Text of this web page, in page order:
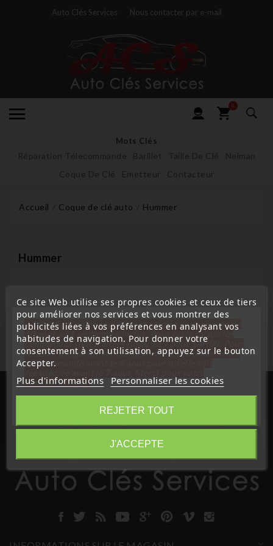
Auto Clés Services Nous contacter par e-mail
0
Mots Clés
Réparation Télecommande Barillet Taille De Clé
Neiman
Coque De Clé
Emetteur Contacteur
Accueil Coque de clé auto Hummer
Hummer
Cherchez à nouveau ce que vous cherchez
Ce site Web utilise ses propres cookies et ceux de tiers
pour améliorer nos services et vous montrer des
publicités liées à vos préférences en analysant vos
habitudes de navigation. Pour donner votre
consentement à son utilisation, appuyez sur le bouton
Accepter.
Plus d'informations Personnaliser les cookies
REJETER TOUT
J'ACCEPTE
« Attention, notre société sera fermée pour congés du
10 aout au 1 septembre inclus. Pour cette raison les
commandes sont traitées jusqu'au 7 aout 14H00. Pour
le service réparation nous devons réceptionner votre
télécommande avant le 6 aout pour qu'elle soit
compréhension»
Fermer
Information